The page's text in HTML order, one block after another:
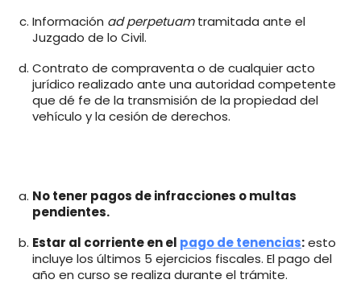
Información ad perpetuamtramitada ante el
Juzgado de lo Civil.
Contrato de compraventa o de cualquier acto
jurídico realizado ante una autoridad competente
que dé fe de la transmisión de la propiedad del
vehículo y la cesión de derechos.
No tener pagos de infracciones o multas
pendientes.
Estar al corriente en el pago de tenencias:esto
incluye los últimos 5 ejercicios fiscales. El pago del
año en curso se realiza durante el trámite.